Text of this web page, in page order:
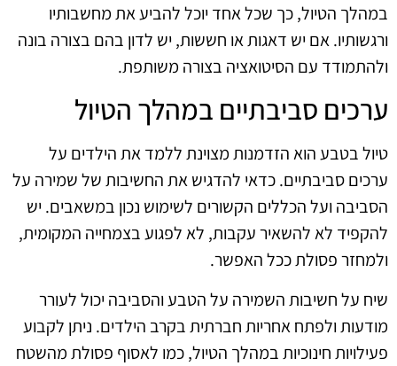
במהלך הטיול, כך שכל אחד יוכל להביע את מחשבותיו
ורגשותיו. אם יש דאגות או חששות, יש לדון בהם בצורה בונה
ולהתמודד עם הסיטואציה בצורה משותפת.
ערכים סביבתיים במהלך הטיול
טיול בטבע הוא הזדמנות מצוינת ללמד את הילדים על
ערכים סביבתיים. כדאי להדגיש את החשיבות של שמירה על
הסביבה ועל הכללים הקשורים לשימוש נכון במשאבים. יש
להקפיד לא להשאיר עקבות, לא לפגוע בצמחייה המקומית,
ולמחזר פסולת ככל האפשר.
שיח על חשיבות השמירה על הטבע והסביבה יכול לעורר
מודעות ולפתח אחריות חברתית בקרב הילדים. ניתן לקבוע
פעילויות חינוכיות במהלך הטיול, כמו לאסוף פסולת מהשטח